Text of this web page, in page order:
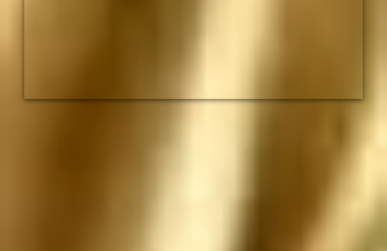
no durará ni una
fracción de lo que duró
el imperio romano
ataquen, pero si nos